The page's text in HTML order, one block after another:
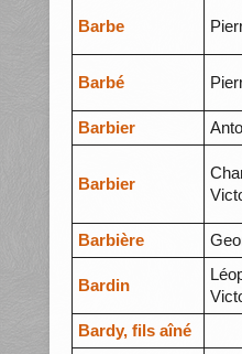
Barbe
Barbé
Barbier
Barbier
Barbière
Bardin
Bardy, fils aîné